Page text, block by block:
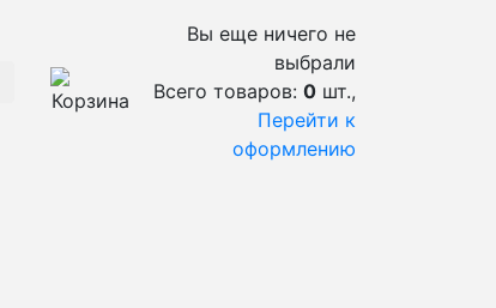
Вы еще ничего не
выбрали
Всего товаров: 0 шт.,
Перейти к
оформлению